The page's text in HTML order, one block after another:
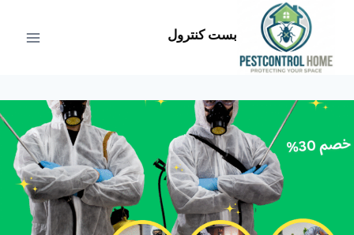
المحتوى
بست كنترول